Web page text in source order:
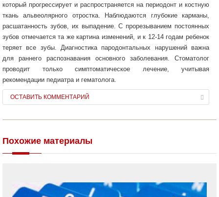
который прогрессирует и распространяется на периодонт и костную
ткань альвеолярного отростка. Наблюдаются глубокие карманы,
расшатанность зубов, их выпадение. С прорезыванием постоянных
зубов отмечается та же картина изменений, и к 12-14 годам ребенок
теряет все зубы. Диагностика пародонтальных нарушений важна
для раннего распознавания основного заболевания. Стоматолог
проводит только симптоматическое лечение, учитывая
рекомендации педиатра и гематолога.
ОСТАВИТЬ КОММЕНТАРИЙ
Похожие материалы